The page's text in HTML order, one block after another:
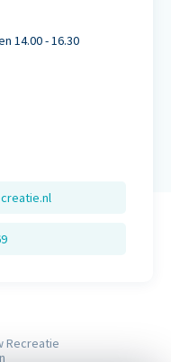
14.00 - 16.30
Recreatie